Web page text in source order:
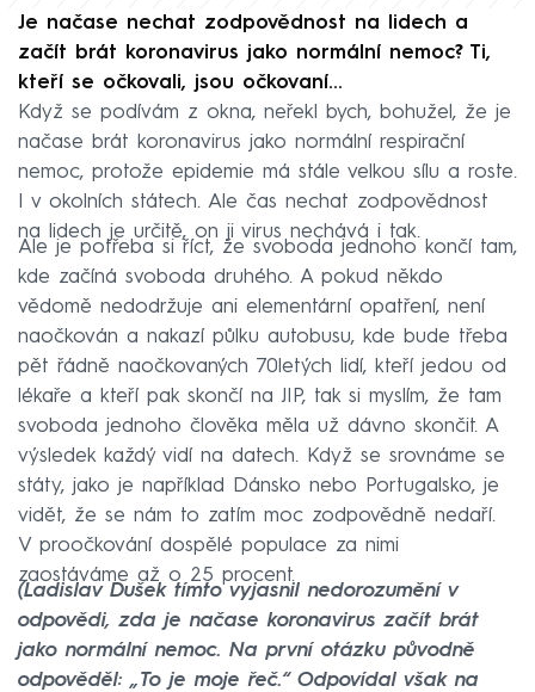
Je načase nechat zodpovědnost na lidech a
začít brát koronavirus jako normální nemoc? Ti,
kteří se očkovali, jsou očkovaní…
Když se podívám z okna, neřekl bych, bohužel, že je
načase brát koronavirus jako normální respirační
nemoc, protože epidemie má stále velkou sílu a roste.
I v okolních státech. Ale čas nechat zodpovědnost
na lidech je určitě, on ji virus nechává i tak.
Ale je potřeba si říct, že svoboda jednoho končí tam,
kde začíná svoboda druhého. A pokud někdo
vědomě nedodržuje ani elementární opatření, není
naočkován a nakazí půlku autobusu, kde bude třeba
pět řádně naočkovaných 70letých lidí, kteří jedou od
lékaře a kteří pak skončí na JIP, tak si myslím, že tam
svoboda jednoho člověka měla už dávno skončit. A
výsledek každý vidí na datech. Když se srovnáme se
státy, jako je například Dánsko nebo Portugalsko, je
vidět, že se nám to zatím moc zodpovědně nedaří.
V proočkování dospělé populace za nimi
zaostáváme až o 25 procent.
(Ladislav Dušek tímto vyjasnil nedorozumění v
odpovědi, zda je načase koronavirus začít brát
jako normální nemoc. Na první otázku původně
odpověděl: „To je moje řeč.“ Odpovídal však na